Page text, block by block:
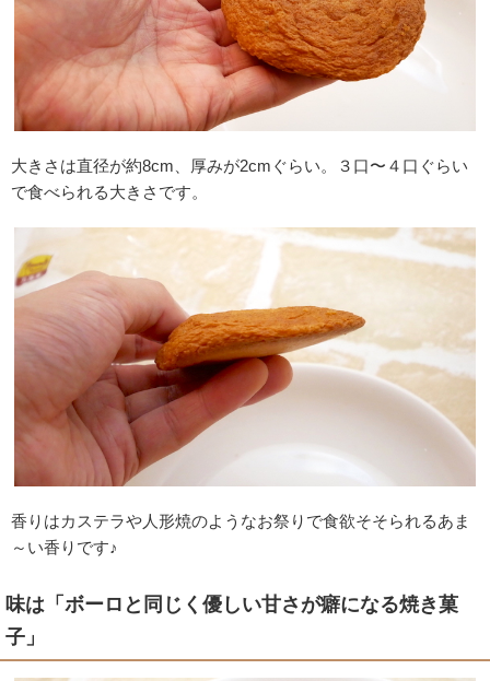
大きさは直径が約8cm、厚みが2cmぐらい。３口〜４口ぐらい
で食べられる大きさです。
香りはカステラや人形焼のようなお祭りで食欲そそられるあま
～い香りです♪
味は「ボーロと同じく優しい甘さが癖になる焼き菓
子」